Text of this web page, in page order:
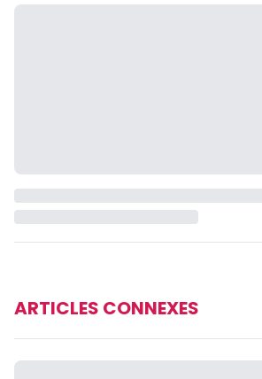
ARTICLES CONNEXES